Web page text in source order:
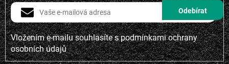
Vložením e-mailu souhlasíte spodmínkami ochrany
osobních údajů